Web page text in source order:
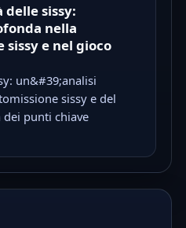
delle sissy:
nella
sissy e nel gioco
un&#39;analisi
sissy e del
dei punti chiave